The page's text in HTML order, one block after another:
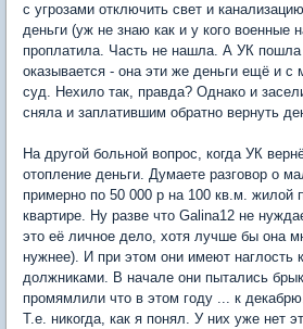
с угрозами отключить свет и
деньги (уж не знаю как и у кого военные
проплатила. Часть не нашла. А УК
оказывается - она эти же деньги ещё и с
суд. Нехило так, правда? Однако и
сняла и заплатившим обратно вернуть
На другой больной вопрос, когда УК
отопление деньги. Думаете разговор о
примерно по 50 000 р на 100 кв.м. жилой
квартире. Ну разве что Galina12 не
это её личное дело, хотя лучше бы она
нужнее). И при этом они имеют наглость
должниками. В начале они пытались
промямлили что в этом году ... к
Т.е. никогда, как я понял. У них уже нет